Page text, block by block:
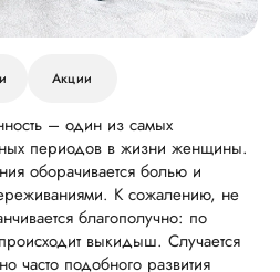
Акции
– один из самых
периодов в жизни женщины.
оборачивается болью и
К сожалению, не
благополучно: по
происходит выкидыш. Случается
часто подобного развития